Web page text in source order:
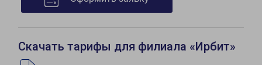
Скачать тарифы для филиала «Ирбит»